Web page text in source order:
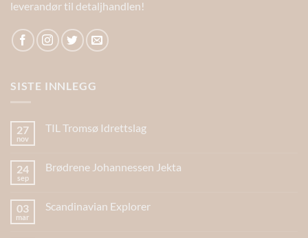
leverandør til detaljhandlen!
SISTE INNLEGG
27
nov
TIL Tromsø Idrettslag
24
sep
Brødrene Johannessen Jekta
03
mar
Scandinavian Explorer